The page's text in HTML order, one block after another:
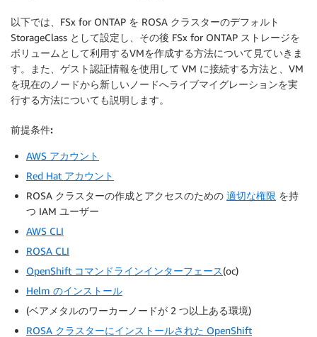
以下では、FSx for ONTAP を ROSA クラスターのデフォルト
StorageClass として設定し、その後 FSx for ONTAP ストレージを
ボリュームとして利用するVMを作成する方法について見ていきま
す。また、ゲスト認証情報を使用して VM に接続する方法と、VM
を現在のノードから新しいノードへライブマイグレーションを実
行する方法についても説明します。
前提条件:
AWS アカウント
Red Hat アカウント
ROSA クラスターの作成とアクセスのための 適切な権限 を持
つ IAM ユーザー
AWS CLI
ROSA CLI
OpenShift コマンドラインインターフェース(oc)
Helm のインストール
(ベアメタルのワーカーノードが 2 つ以上ある環境)
ROSA クラスターにインストールされた OpenShift